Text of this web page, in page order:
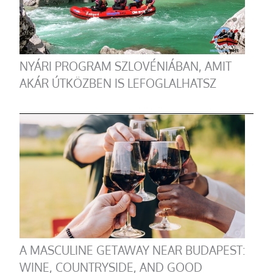
NYÁRI PROGRAM SZLOVÉNIÁBAN, AMIT
AKÁR ÚTKÖZBEN IS LEFOGLALHATSZ
A MASCULINE GETAWAY NEAR BUDAPEST:
WINE, COUNTRYSIDE, AND GOOD